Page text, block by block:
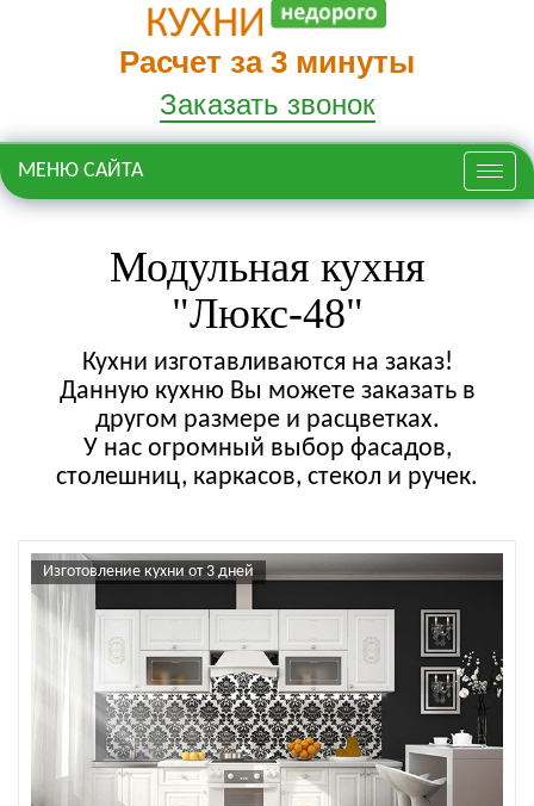
Расчет за 3 минуты
Заказать звонок
Меню
МЕНЮ САЙТА
Модульная кухня
"Люкс-48"
Кухни изготавливаются на заказ!
Данную кухню Вы можете заказать в
другом размере и расцветках.
У нас огромный выбор фасадов,
столешниц, каркасов, стекол и ручек.
Изготовление кухни от 3 дней